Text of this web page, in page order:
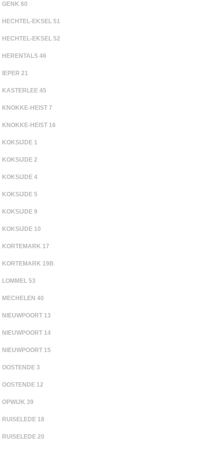
GENK 60
HECHTEL-EKSEL 51
HECHTEL-EKSEL 52
HERENTALS 46
IEPER 21
KASTERLEE 45
KNOKKE-HEIST 7
KNOKKE-HEIST 16
KOKSIJDE 1
KOKSIJDE 2
KOKSIJDE 4
KOKSIJDE 5
KOKSIJDE 9
KOKSIJDE 10
KORTEMARK 17
KORTEMARK 19B
LOMMEL 53
MECHELEN 40
NIEUWPOORT 13
NIEUWPOORT 14
NIEUWPOORT 15
OOSTENDE 3
OOSTENDE 12
OPWIJK 39
RUISELEDE 18
RUISELEDE 20